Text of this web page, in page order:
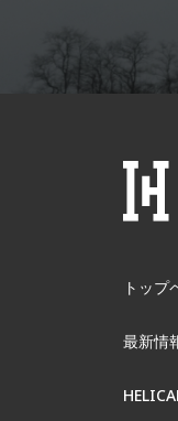
トップ
最新情